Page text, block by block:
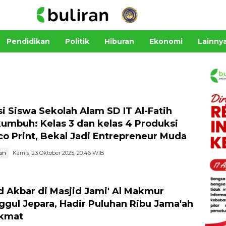
Pendidikan Politik Hiburan Ekonomi
Siswa Sekolah Alam SD IT Al-Fatih
Kelas 3 dan kelas 4 Produksi
Print, Bekal Jadi Entrepreneur Muda
Kamis, 23 Oktober 2025, 20:46 WIB
Akbar di Masjid Jami' Al Makmur
Jepara, Hadir Puluhan Ribu Jama'ah